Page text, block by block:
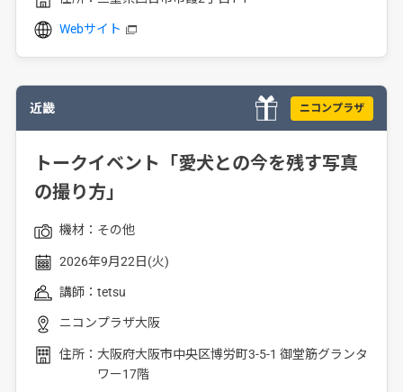
Webサイト
近畿 ニコンプラザ
トークイベント「愛犬との今を残す写真
の撮り方」
機材： その他
2026年9月22日(火)
講師： tetsu
ニコンプラザ大阪
住所： 大阪府大阪市中央区博労町3-5-1 御堂筋グランタ
ワー17階